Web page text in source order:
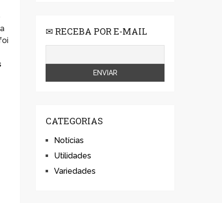
✉ RECEBA POR E-MAIL
CATEGORIAS
Notícias
Utilidades
Variedades